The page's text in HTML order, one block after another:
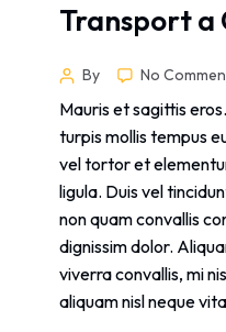
Transport a
By No
Mauris et sagittis
turpis mollis tempus
vel tortor et
ligula. Duis vel
non quam convallis
dignissim dolor.
viverra convallis, mi
aliquam nisl neque